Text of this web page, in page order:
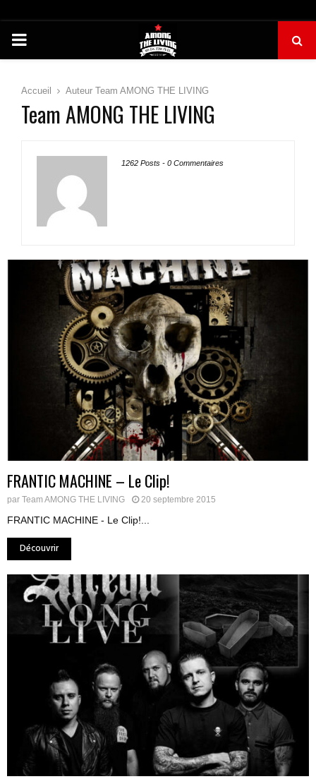
PRIMARY
Accueil Auteur Team AMONG THE LIVING
Team AMONG THE LIVING
1262 Posts - 0 Commentaires
FRANTIC MACHINE – Le Clip!
par Team AMONG THE LIVING 20 septembre 2015
FRANTIC MACHINE - Le Clip!...
Découvrir